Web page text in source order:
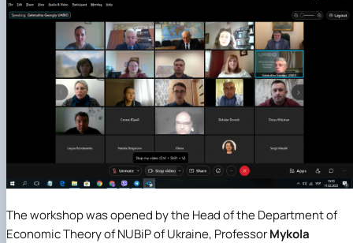
The workshop was opened by the Head of the Department of
Economic Theory of NUBiP of Ukraine, ProfessorMykola